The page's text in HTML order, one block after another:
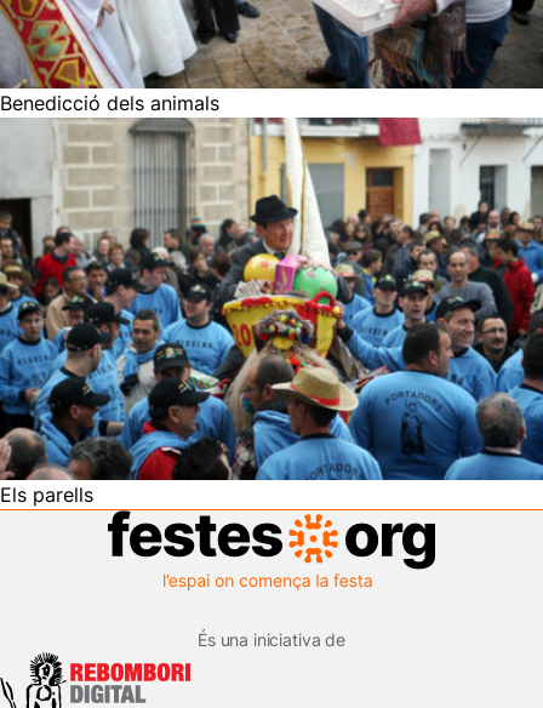
Benedicció dels animals
Els parells
És una iniciativa de